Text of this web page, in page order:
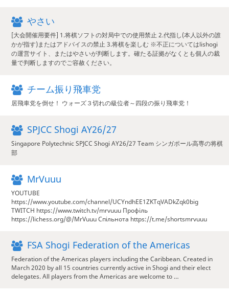
やさい
[大会開催用要件] 1.将棋ソフトの対局中での使用禁止 2.代指し(本人以外の誰
かが指す)またはアドバイスの禁止 3.将棋を楽しむ ※不正についてはlishogi
の運営サイト、またはやさいが判断します。確たる証拠がなくとも個人の裁
量で判断しますのでご容赦ください。
チーム振り飛車党
居飛車党を倒せ！ ウォーズ３切れの級位者～四段の振り飛車党！
SPJCC Shogi AY26/27
Singapore Polytechnic SPJCC Shogi AY26/27 Team シンガポール高専の将棋
部
MrVuuu
YOUTUBE
https://www.youtube.com/channel/UCYndhEE1ZKTqVADkZqk0big
TWITCH https://www.twitch.tv/mrvuuu Профіль
https://lichess.org/@/MrVuuu Спільнота https://t.me/shortsmrvuuu
FSA Shogi Federation of the Americas
Federation of the Americas players including the Caribbean. Created in
March 2020 by all 15 countries currently active in Shogi and their elect
delegates. All players from the Americas are welcome to …